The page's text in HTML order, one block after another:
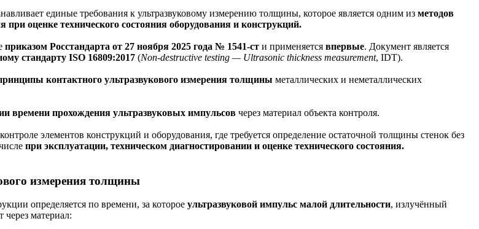
единые требования к ультразвуковому измерению толщины, которое является одним из методов
оценке технического состояния оборудования и конструкций.
приказом Росстандарта от 27 ноября 2025 года № 1541-ст и применяется впервые. Документ является
стандарту ISO 16809:2017 (Non-destructive testing — Ultrasonic thickness measurement, IDT).
контактного ультразвукового измерения толщины металлических и неметаллических
времени прохождения ультразвуковых импульсов через материал объекта контроля.
элементов конструкций и оборудования, где требуется определение остаточной толщины стенок без
при эксплуатации, техническом диагностировании и оценке технического состояния.
измерения толщины
определяется по времени, за которое ультразвуковой импульс малой длительности, излучённый
через материал: